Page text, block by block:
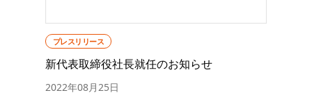
プレスリリース
新代表取締役社長就任のお知らせ
2022年08月25日